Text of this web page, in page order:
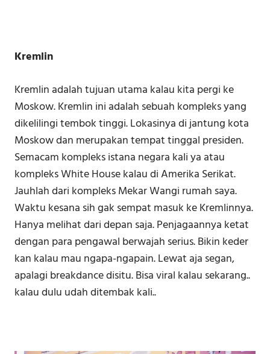
Kremlin
Kremlin adalah tujuan utama kalau kita pergi ke
Moskow. Kremlin ini adalah sebuah kompleks yang
dikelilingi tembok tinggi. Lokasinya di jantung kota
Moskow dan merupakan tempat tinggal presiden.
Semacam kompleks istana negara kali ya atau
kompleks White House kalau di Amerika Serikat.
Jauhlah dari kompleks Mekar Wangi rumah saya.
Waktu kesana sih gak sempat masuk ke Kremlinnya.
Hanya melihat dari depan saja. Penjagaannya ketat
dengan para pengawal berwajah serius. Bikin keder
kan kalau mau ngapa-ngapain. Lewat aja segan,
apalagi breakdance disitu. Bisa viral kalau sekarang..
kalau dulu udah ditembak kali..